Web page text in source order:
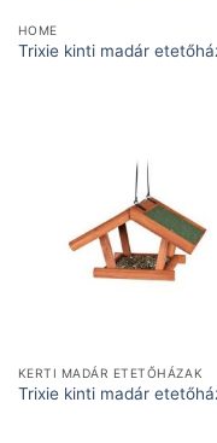
HOME
Trixie kinti madár
KERTI MADÁR ETETŐHÁZAK
Trixie kinti madár